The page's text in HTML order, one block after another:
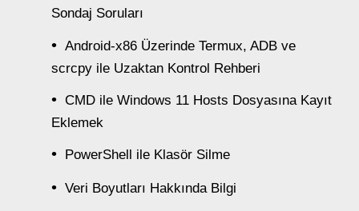
Sondaj Soruları
Android-x86 Üzerinde Termux, ADB ve
scrcpy ile Uzaktan Kontrol Rehberi
CMD ile Windows 11 Hosts Dosyasına Kayıt
Eklemek
PowerShell ile Klasör Silme
Veri Boyutları Hakkında Bilgi